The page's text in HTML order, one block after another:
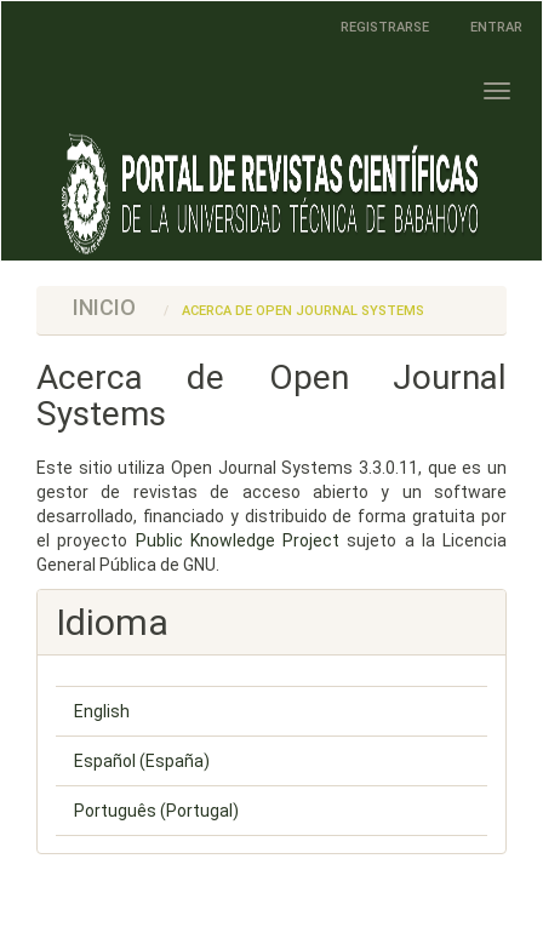
lateral
REGISTRARSE ENTRAR
INICIO ACERCA DE OPEN JOURNAL SYSTEMS
Acerca de Open Journal
Systems
Este sitio utiliza Open Journal Systems 3.3.0.11, que es un
gestor de revistas de acceso abierto y un software
desarrollado, financiado y distribuido de forma gratuita por
el proyecto
Public Knowledge Project sujeto a la Licencia
General Pública de GNU.
Idioma
English
Español (España)
Português (Portugal)